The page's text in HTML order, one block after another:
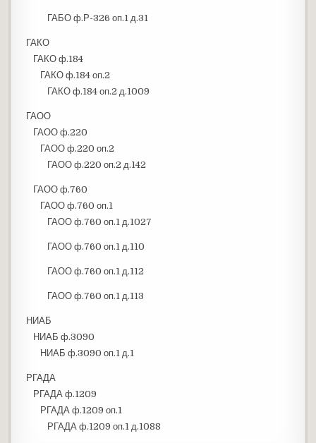
ГАБО ф.Р-326 оп.1 д.31
ГАКО
ГАКО ф.184
ГАКО ф.184 оп.2
ГАКО ф.184 оп.2 д.1009
ГАОО
ГАОО ф.220
ГАОО ф.220 оп.2
ГАОО ф.220 оп.2 д.142
ГАОО ф.760
ГАОО ф.760 оп.1
ГАОО ф.760 оп.1 д.1027
ГАОО ф.760 оп.1 д.110
ГАОО ф.760 оп.1 д.112
ГАОО ф.760 оп.1 д.113
НИАБ
НИАБ ф.3090
НИАБ ф.3090 оп.1 д.1
РГАДА
РГАДА ф.1209
РГАДА ф.1209 оп.1
РГАДА ф.1209 оп.1 д.1088